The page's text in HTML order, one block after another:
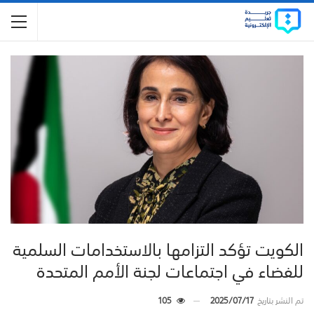
الكويت تؤكد التزامها بالاستخدامات السلمية
للفضاء في اجتماعات لجنة الأمم المتحدة
تم النشر بتاريخ2025/07/17
105